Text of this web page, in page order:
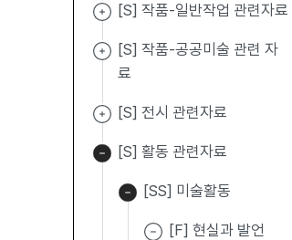
[S] 작품-일반작업 관련자료
[S] 작품-공공미술 관련 자
료
[S] 전시 관련자료
[S] 활동 관련자료
[SS] 미술활동
[F] 현실과 발언